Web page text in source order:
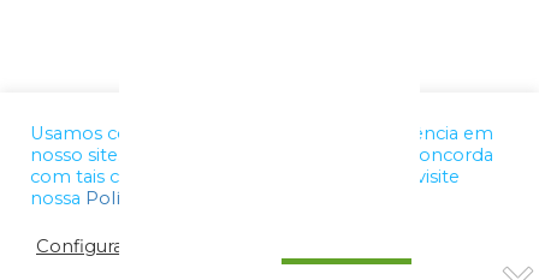
Usamos cookies para melhorar a sua experiência em
nosso site. Ao utilizar nossos serviços, você concorda
com tais condições. Para mais informações, visite
nossa Política de Privacidade
Configurações de cookies